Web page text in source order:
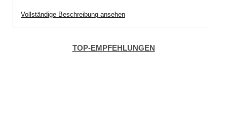
Vollständige Beschreibung ansehen
TOP-EMPFEHLUNGEN